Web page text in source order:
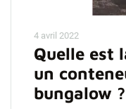
4 avril 2022
Quelle est
un
bungalow ?